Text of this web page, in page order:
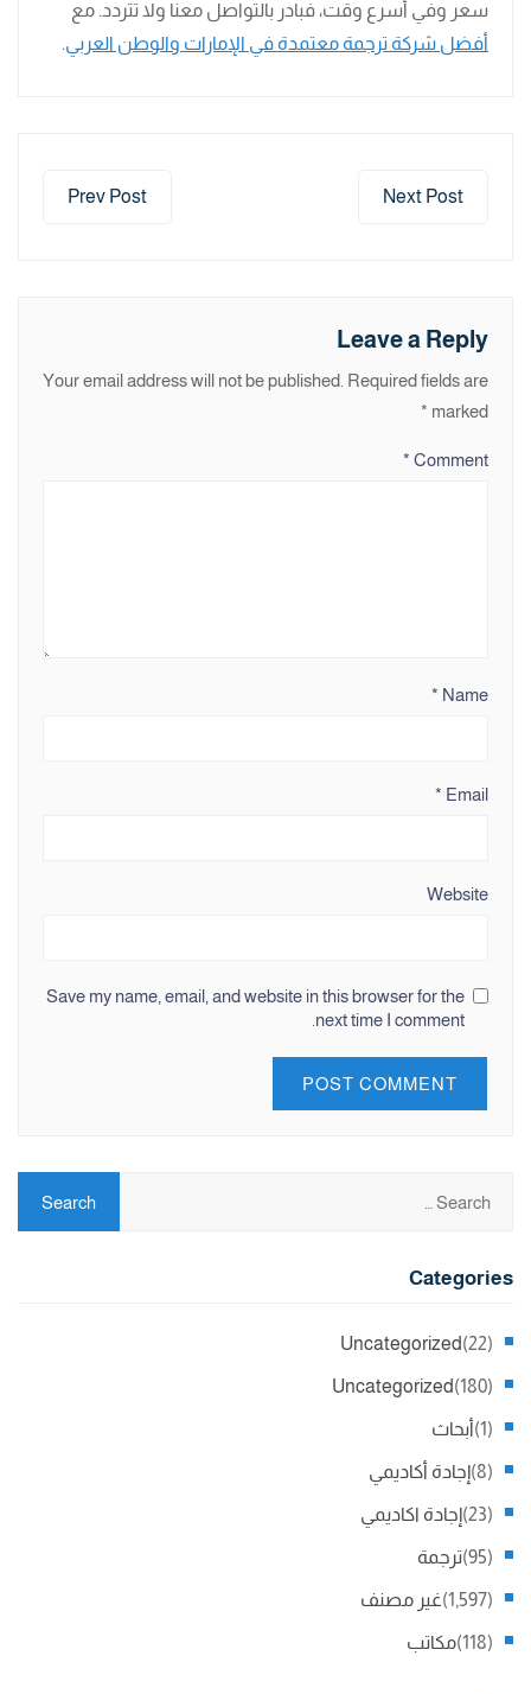
سعر وفي أسرع وقت، فبادر بالتواصل معنا ولا تتردد. مع
أفضل شركة ترجمة معتمدة في الإمارات والوطن العربي.
Prev Post Next Post
Leave a Reply
Your email address will not be published. Required fields are
marked
*
Comment
*
Name
*
Email
*
Website
Save my name, email, and website in this browser for the
next time I comment.
Categories
Uncategorized (22)
Uncategorized (180)
أبحاث (1)
إجادة أكاديمي (8)
إجادة اكاديمي (23)
ترجمة (95)
غير مصنف (1,597)
مكاتب (118)